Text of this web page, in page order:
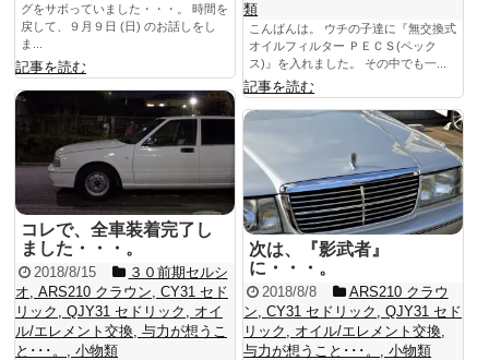
グをサボっていました・・・。 時間を
戻して、９月９日 (日) のお話しをし
ま...
記事を読む
類
こんばんは。 ウチの子達に『無交換式
オイルフィルター ＰＥＣＳ(ペック
ス)』を入れました。 その中でも一...
記事を読む
コレで、全車装着完了し
ました・・・。
2018/8/15
３０前期セルシ
オ ARS210 クラウン CY31 セド
リック
QJY31 セドリック
オイ
ル/エレメント交換 与力が想うこ
と･･･。
小物類
次は、『影武者』
に・・・。
2018/8/8
ARS210 クラウ
ン ,CY31 セドリック ,QJY31 セド
リック
オイル/エレメント交換
与力が想うこと･･･。
,小物類